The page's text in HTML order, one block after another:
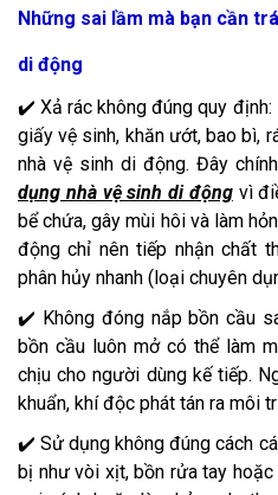
Những sai lầm mà bạn cần
di động
✔️ Xả rác không đúng quy
giấy vệ sinh, khăn ướt, bao bì,
nhà vệ sinh di động. Đây
dụng nhà vệ sinh di độngvì
bể chứa, gây mùi hôi và làm
động chỉ nên tiếp nhận chất
phân hủy nhanh (loại chuyên
✔️ Không đóng nắp bồn cầu
bồn cầu luôn mở có thể làm
chịu cho người dùng kế tiếp.
khuẩn, khí độc phát tán ra môi
✔️ Sử dụng không đúng cách
bị như vòi xịt, bồn rửa tay